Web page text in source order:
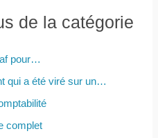
de la catégorie
pour…
qui a été viré sur un…
complet